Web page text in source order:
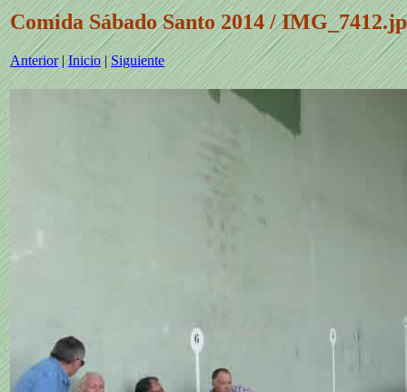
Comida Sábado Santo 2014 /
Anterior|Inicio|Siguiente